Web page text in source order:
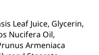
Leaf Juice, Glycerin,
Nucifera Oil,
Armeniaca